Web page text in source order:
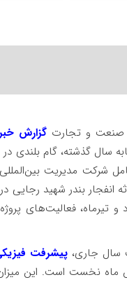
صنعت و تجارت گزارش
سال گذشته، گام
شرکت مدیریت
بندر شهید رجایی
در خرداد و تیرماه،
سال جاری، پیشرفت